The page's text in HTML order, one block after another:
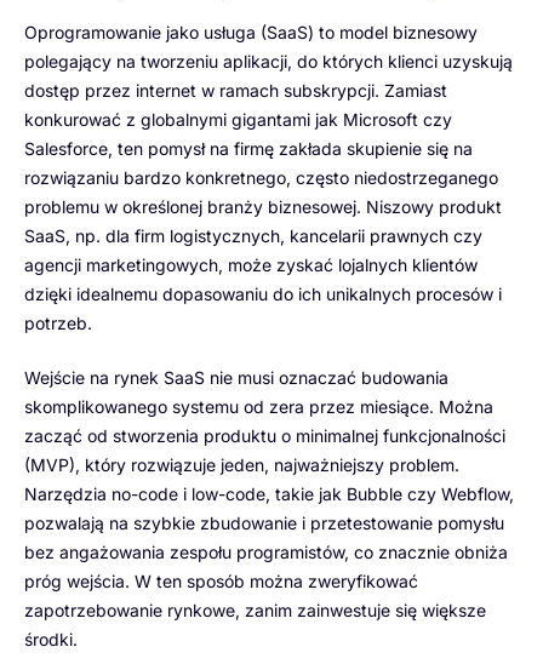
Oprogramowanie jako usługa (SaaS) to model biznesowy
polegający na tworzeniu aplikacji, do których klienci uzyskują
dostęp przez internet w ramach subskrypcji. Zamiast
konkurować z globalnymi gigantami jak Microsoft czy
Salesforce, ten pomysł na firmę zakłada skupienie się na
rozwiązaniu bardzo konkretnego, często niedostrzeganego
problemu w określonej branży biznesowej. Niszowy produkt
SaaS, np. dla firm logistycznych, kancelarii prawnych czy
agencji marketingowych, może zyskać lojalnych klientów
dzięki idealnemu dopasowaniu do ich unikalnych procesów i
potrzeb.
Wejście na rynek SaaS nie musi oznaczać budowania
skomplikowanego systemu od zera przez miesiące. Można
zacząć od stworzenia produktu o minimalnej funkcjonalności
(MVP), który rozwiązuje jeden, najważniejszy problem.
Narzędzia no-code i low-code, takie jak Bubble czy Webflow,
pozwalają na szybkie zbudowanie i przetestowanie pomysłu
bez angażowania zespołu programistów, co znacznie obniża
próg wejścia. W ten sposób można zweryfikować
zapotrzebowanie rynkowe, zanim zainwestuje się większe
środki.